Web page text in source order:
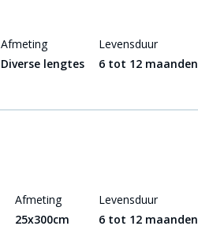
Afmeting
Diverse lengtes
Levensduur
6 tot 12 maanden
Afmeting
25x300cm
Levensduur
6 tot 12 maanden